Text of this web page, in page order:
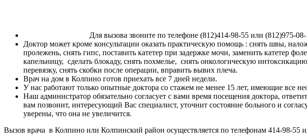
Для вызова звоните по телефоне (812)414-98-55 или (812)975-08-
Доктор может кроме консультации оказать практическую помощь : снять швы,
пролежень, снять гипс, поставить катетер при задержке мочи, заменить катетер
капельницу, сделать блокаду, снять похмелье, снять онкологическую
перевязку, снять скобки после операции, вправить вывих плеча.
Врач на дом в Колпино готов приехать все 7 дней недели.
У нас работают только опытные доктора со стажем не менее 15 лет, имеющие все
Наш администратор обязательно согласует с вами время посещения доктора,
вам позвонит, интересующий Вас специалист, уточнит состояние больного и
уверены, что она не увеличится.
Вызов врача в Колпино или Колпинский район осуществляется по телефонам 414-98-55